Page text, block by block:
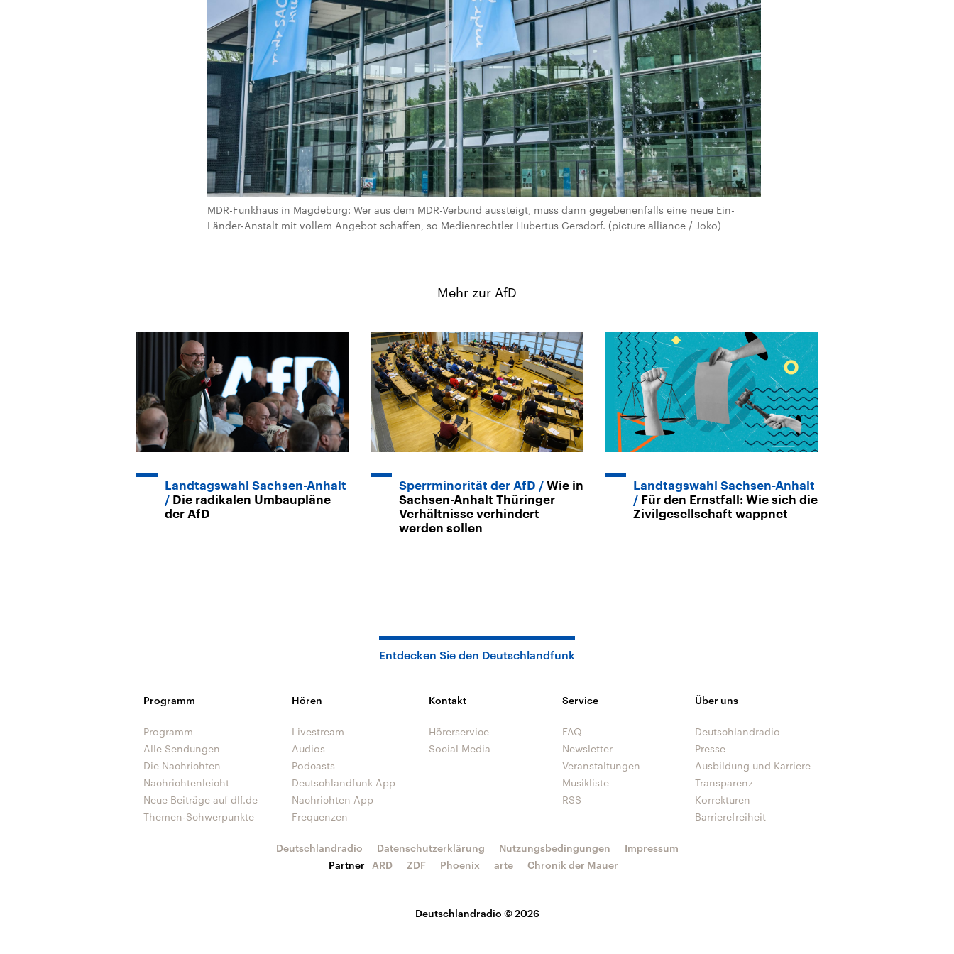
MDR-Funkhaus in Magdeburg: Wer aus dem MDR-Verbund aussteigt, muss dann gegebenenfalls eine neue Ein-
Länder-Anstalt mit vollem Angebot schaffen, so Medienrechtler Hubertus Gersdorf. (picture alliance / Joko)
Mehr zur AfD
Landtagswahl Sachsen-Anhalt
Die radikalen Umbaupläne
der AfD
Sperrminorität der AfD
Wie in
Sachsen-Anhalt Thüringer
Verhältnisse verhindert
werden sollen
Landtagswahl Sachsen-Anhalt
Für den Ernstfall: Wie sich die
Zivilgesellschaft wappnet
Entdecken Sie den Deutschlandfunk
Programm
Programm
Alle Sendungen
Die Nachrichten
Nachrichtenleicht
Neue Beiträge auf dlf.de
Themen-Schwerpunkte
Hören
Livestream
Audios
Podcasts
Deutschlandfunk App
Nachrichten App
Frequenzen
Kontakt
Hörerservice
Social Media
Service
FAQ
Newsletter
Veranstaltungen
Musikliste
RSS
Über uns
Deutschlandradio
Presse
Ausbildung und Karriere
Transparenz
Korrekturen
Barrierefreiheit
Deutschlandradio © 2026
Deutschlandradio Datenschutzerklärung Nutzungsbedingungen
Impressum
Partner
ARD ZDF Phoenix arte Chronik der Mauer